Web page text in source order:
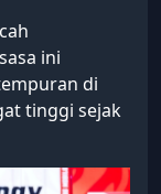
ini
di
tinggi sejak